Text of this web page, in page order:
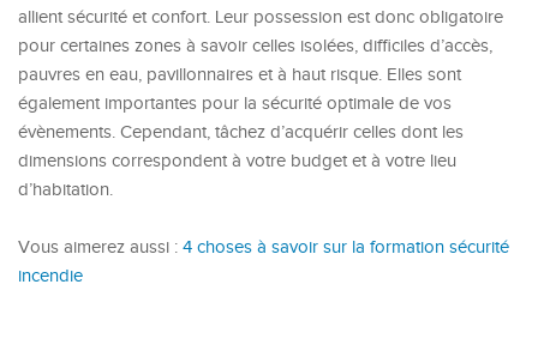
allient sécurité et confort. Leur possession est donc obligatoire
pour certaines zones à savoir celles isolées, difficiles d’accès,
pauvres en eau, pavillonnaires et à haut risque. Elles sont
également importantes pour la sécurité optimale de vos
évènements. Cependant, tâchez d’acquérir celles dont les
dimensions correspondent à votre budget et à votre lieu
d’habitation.
Vous aimerez aussi : 4 choses à savoir sur la formation sécurité
incendie